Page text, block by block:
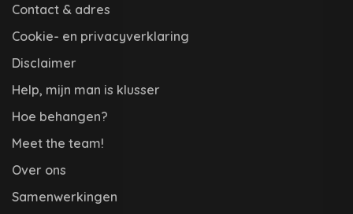
Contact & adres
Cookie- en privacyverklaring
Disclaimer
Help, mijn man is klusser
Hoe behangen?
Meet the team!
Over ons
Samenwerkingen